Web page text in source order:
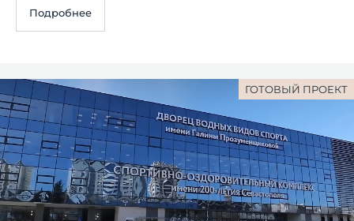
Подробнее
ГОТОВЫЙ ПРОЕКТ